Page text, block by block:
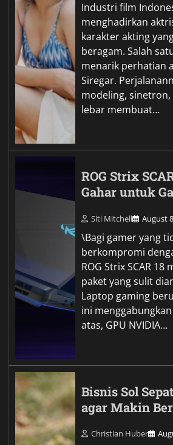
Industri film
menghadirkan
karakter akting
beragam. Salah
menarik perhatian
Siregar.
modeling,
lebar membuat…
ROG Strix
Gahar untuk
Siti Mitchell August
\Bagi gamer yang
berkompromi
ROG Strix SCAR 18
paket yang sulit
Laptop gaming
ini
atas, GPU NVIDIA…
Bisnis Sol
agar Makin
Christian Huber